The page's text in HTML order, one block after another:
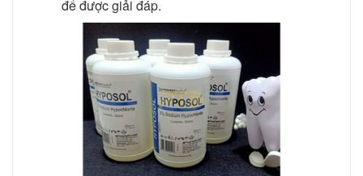
để được giải đáp.